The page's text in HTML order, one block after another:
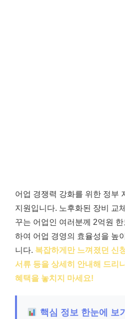
어업 경쟁력 강화를 위한 정부
지원입니다. 노후화된 장비 교
꾸는 어업인 여러분께 2억원
하여 어업 경영의 효율성을 높
니다. 복잡하게만 느껴졌던 신
서류 등을 상세히 안내해 드리
혜택을 놓치지 마세요!
핵심 정보 한눈에 보기